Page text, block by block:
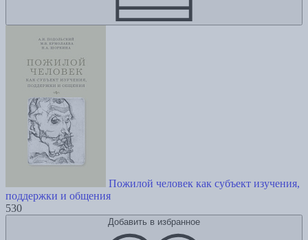
Пожилой человек как субъект изучения,
поддержки и общения
530
Добавить в избранное